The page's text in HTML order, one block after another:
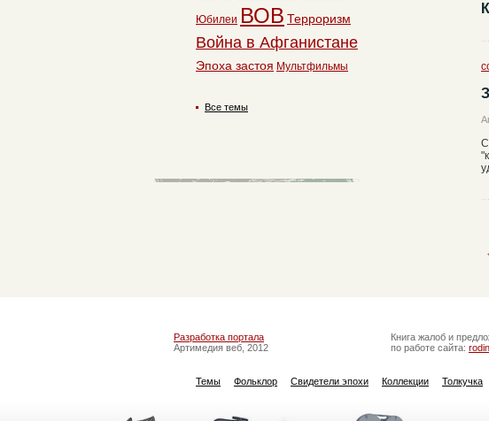
Юбилеи ВОВ Терроризм
Война в Афганистане
Эпоха застоя Мультфильмы
Все темы
Разработка портала
Артимедия веб, 2012
Книга жалоб и
по работе сайта:
Темы Фольклор Свидетели эпохи Коллекции Толкучка